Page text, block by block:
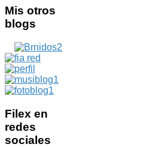
Mis otros
blogs
Filex en
redes
sociales